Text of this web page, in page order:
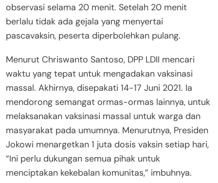
observasi selama 20 menit. Setelah 20 menit
berlalu tidak ada gejala yang menyertai
pascavaksin, peserta diperbolehkan pulang.
Menurut Chriswanto Santoso, DPP LDII mencari
waktu yang tepat untuk mengadakan vaksinasi
massal. Akhirnya, disepakati 14-17 Juni 2021. Ia
mendorong semangat ormas-ormas lainnya, untuk
melaksanakan vaksinasi massal untuk warga dan
masyarakat pada umumnya. Menurutnya, Presiden
Jokowi menargetkan 1 juta dosis vaksin setiap hari,
“Ini perlu dukungan semua pihak untuk
menciptakan kekebalan komunitas,” imbuhnya.